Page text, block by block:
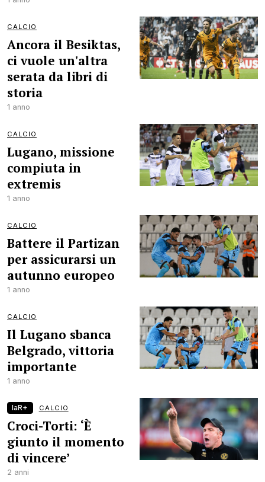
CALCIO
Ancora il Besiktas,
ci vuole un'altra
serata da libri di
storia
1 anno
CALCIO
Lugano, missione
compiuta in
extremis
1 anno
CALCIO
Battere il Partizan
per assicurarsi un
autunno europeo
1 anno
CALCIO
Il Lugano sbanca
Belgrado, vittoria
importante
1 anno
laR+ CALCIO
Croci-Torti: ‘È
giunto il momento
di vincere’
2 anni